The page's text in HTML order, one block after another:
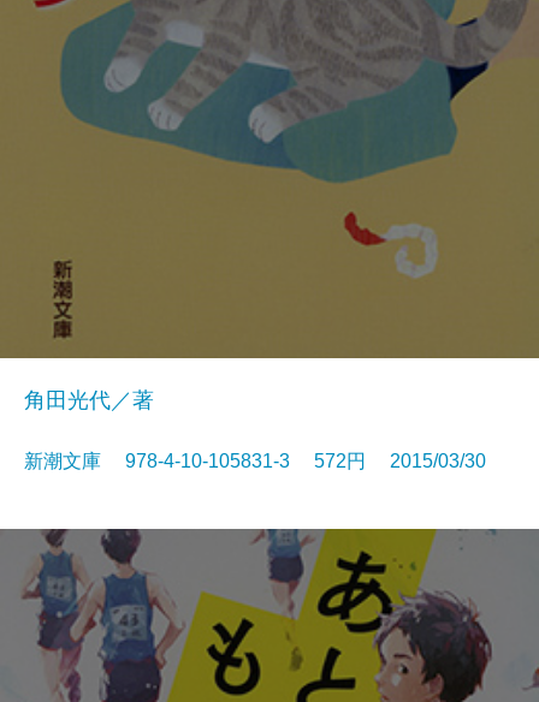
角田光代／著
新潮文庫 978-4-10-105831-3 572円 2015/03/30